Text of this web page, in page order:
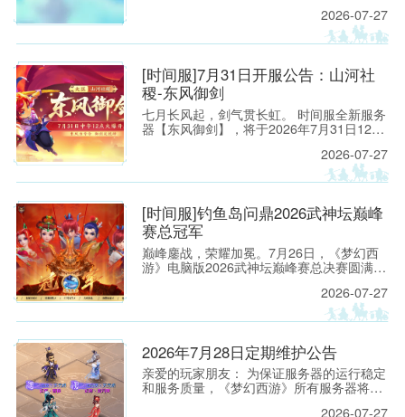
2026-07-27
[时间服]7月31日开服公告：山河社
稷-东风御剑
七月长风起，剑气贯长虹。 时间服全新服务
器【东风御剑】，将于2026年7月31日12：
2026-07-27
[时间服]钓鱼岛问鼎2026武神坛巅峰
赛总冠军
巅峰鏖战，荣耀加冕。7月26日，《梦幻西
游》电脑版2026武神坛巅峰赛总决赛圆满落
2026-07-27
2026年7月28日定期维护公告
亲爱的玩家朋友： 为保证服务器的运行稳定
和服务质量，《梦幻西游》所有服务器将于
2026-07-27